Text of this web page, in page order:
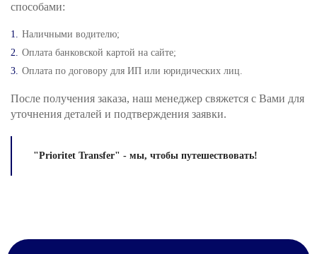
способами:
Наличными водителю;
Оплата банковской картой на сайте;
Оплата по договору для ИП или юридических лиц.
После получения заказа, наш менеджер свяжется с Вами для
уточнения деталей и подтверждения заявки.
"Prioritet Transfer" - мы, чтобы путешествовать!